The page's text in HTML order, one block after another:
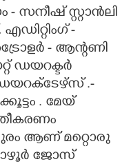
സനീഷ് സ്റ്റാൻലി
-
- ആന്റണി
ഡയറക്ടർ
.-
. മേയ്
ആണ് മറ്റൊരു
ജോസ്